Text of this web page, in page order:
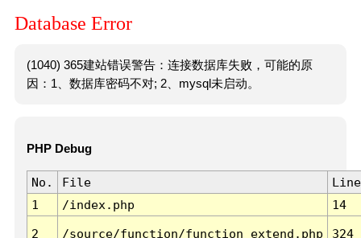
Database Error
(1040) 365建站错误警告：连接数据库失败，可能的原
因：1、数据库密码不对; 2、mysql未启动。
PHP Debug
No. File
Line
1
/index.php 14
2 /source/function/function_extend.php 324